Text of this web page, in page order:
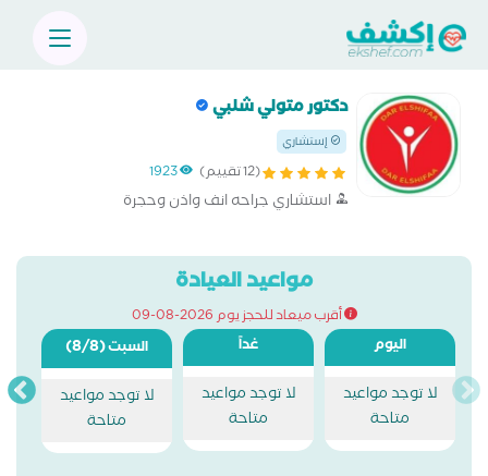
دكتور متولي شلبي
إستشاري
(12 تقييم) 1923
استشاري جراحه انف واذن وحجرة
مواعيد العيادة
أقرب ميعاد للحجز يوم 2026-08-09
اليوم
لا توجد مواعيد
متاحة
غداً
لا توجد مواعيد
متاحة
السبت(8/8)
لا توجد مواعيد
متاحة